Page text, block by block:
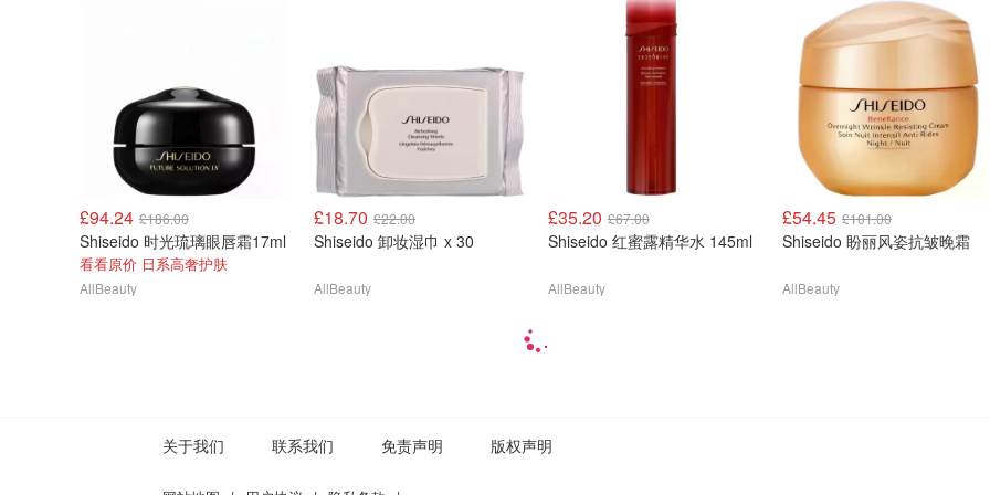
£94.24 £186.00
Shiseido 时光琉璃眼唇霜17ml
看看原价 日系高奢护肤
AllBeauty
£18.70 £22.00
Shiseido 卸妆湿巾 x 30
AllBeauty
£35.20 £67.00
Shiseido 红蜜露精华水 145ml
AllBeauty
£54.45 £101.00
Shiseido 盼丽风姿抗皱晚霜
AllBeauty
关于我们 联系我们 免责声明 版权声明